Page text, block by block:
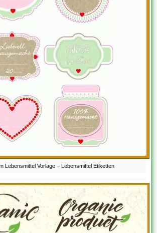
Lebensmittel Vorlage – Lebensmittel Etiketten